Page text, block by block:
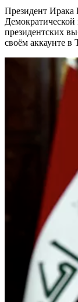
Президент Ирака
президентских
своём аккаунте в